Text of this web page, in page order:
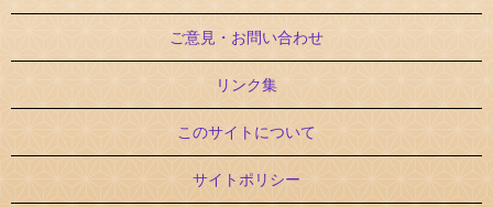
ご意見・お問い合わせ
リンク集
このサイトについて
サイトポリシー